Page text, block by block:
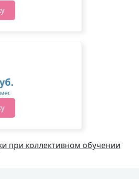
при коллективном обучении